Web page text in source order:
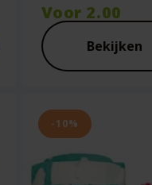
Voor 2.00
Bekijken
-10%